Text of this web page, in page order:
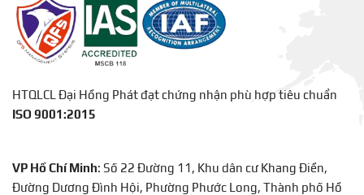
HTQLCL Đại Hồng Phát đạt chứng nhận phù hợp tiêu chuẩn
ISO 9001:2015
VP Hồ Chí Minh: Số 22 Đường 11, Khu dân cư Khang Điền,
Đường Dương Đình Hội, Phường Phước Long, Thành phố Hồ